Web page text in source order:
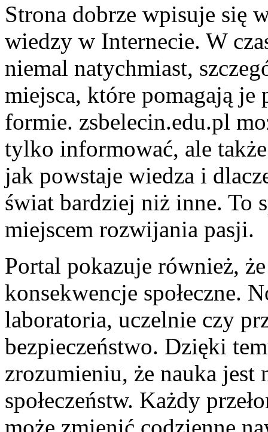
Strona dobrze wpisuje się
wiedzy w Internecie. W
niemal natychmiast,
miejsca, które pomagają
formie. zsbelecin.edu.pl
tylko informować, ale
jak powstaje wiedza i
świat bardziej niż inne. To
miejscem rozwijania pasji.
Portal pokazuje również,
konsekwencje społeczne.
laboratoria, uczelnie czy
bezpieczeństwo. Dzięki
zrozumieniu, że nauka jest
społeczeństw. Każdy
może zmienić codzienne